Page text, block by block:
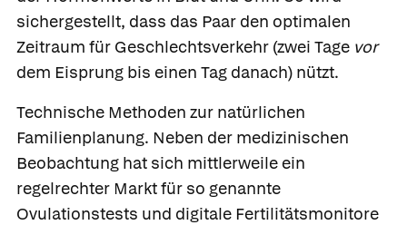
sichergestellt, dass das Paar den optimalen
Zeitraum für Geschlechtsverkehr (zwei Tage vor
dem Eisprung bis einen Tag danach) nützt.
Technische Methoden zur natürlichen
Familienplanung. Neben der medizinischen
Beobachtung hat sich mittlerweile ein
regelrechter Markt für so genannte
Ovulationstests und digitale Fertilitätsmonitore